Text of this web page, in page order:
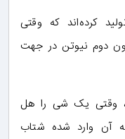
کرده‌اند که وقتی
دوم نیوتن در جهت
وقتی یک شی را هل
آن وارد شده شتاب